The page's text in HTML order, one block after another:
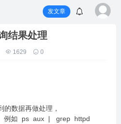
发文章
结果处理
1629 0
的数据再做处理，
例如 ps aux | grep httpd